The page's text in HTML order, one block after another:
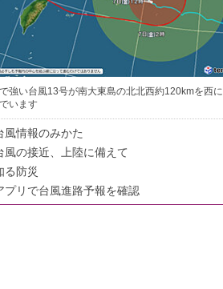
強い台風13号が南大東島の北北西約120kmを西に
います
風情報のみかた
風の接近、上陸に備えて
る防災
プリで台風進路予報を確認